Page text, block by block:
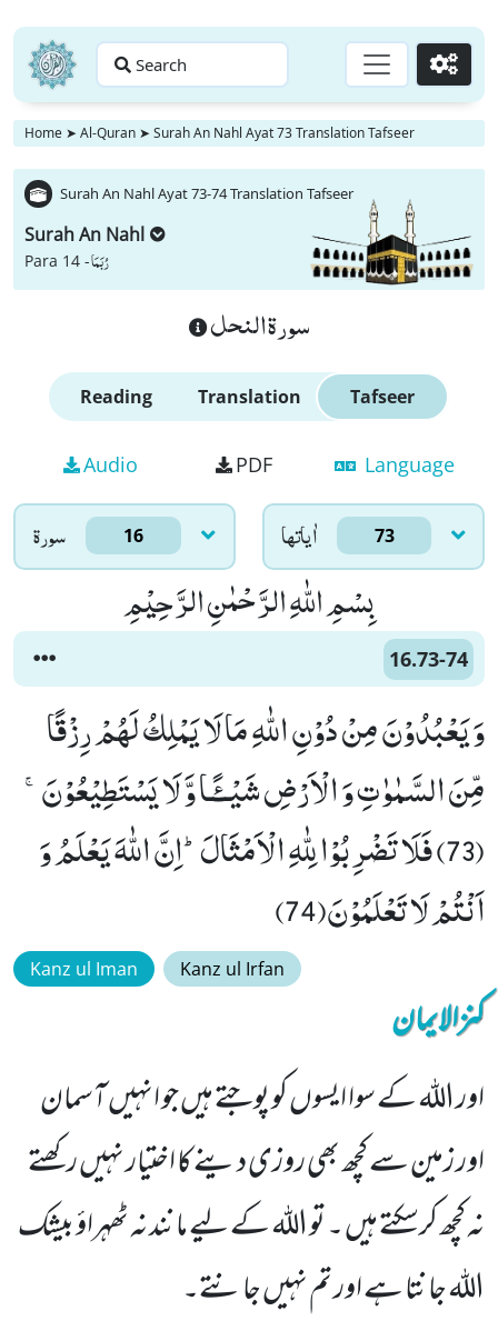
Search Go
Home ➤ Al-Quran ➤ Surah An Nahl Ayat 73 Translation Tafseer
Surah An Nahl Ayat 73-74 Translation Tafseer
Surah An Nahl
Para 14 -رُبَمَا
سورة النحل
Reading Translation Tafseer
Audio PDF Language
سورۃ 16 اٰياتها 73
بِسْمِ اللّٰهِ الرَّحْمٰنِ الرَّحِیْمِ
16.73-74
وَ یَعْبُدُوْنَ مِنْ دُوْنِ اللّٰهِ مَا لَا یَمْلِكُ لَهُمْ رِزْقًا
مِّنَ السَّمٰوٰتِ وَ الْاَرْضِ شَیْــٴًـا وَّ لَا یَسْتَطِیْعُوْنَۚ
(73) فَلَا تَضْرِبُوْا لِلّٰهِ الْاَمْثَالَؕ-اِنَّ اللّٰهَ یَعْلَمُ وَ
اَنْتُمْ لَا تَعْلَمُوْنَ(74)
Kanz ul Iman Kanz ul Irfan
کنزالایمان
اور اللہ کے سوا ایسوں کو پوجتے ہیں جو انہیں آسمان
اور زمین سے کچھ بھی روزی دینے کا اختیار نہیں رکھتے
نہ کچھ کرسکتے ہیں ۔ تو اللہ کے لیے مانند نہ ٹھہراؤ بیشک
اللہ جانتا ہے اور تم نہیں جانتے۔